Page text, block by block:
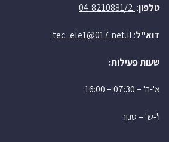
טלפון:
דוא"ל:
tec_ele1@017.net.il
שעות פעילות:
א'-ה' – 07:30 – 16:00
ו'-ש' – סגור